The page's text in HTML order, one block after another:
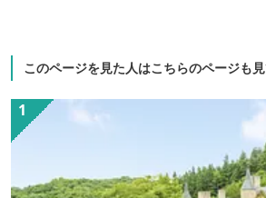
このページを見た人はこちらのページも